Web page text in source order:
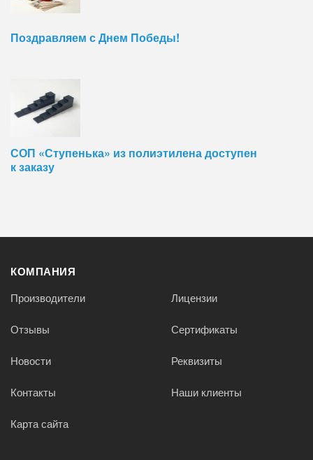
Поздравляем с Днем Победы!
СОП «Ступенька» из полиэтилена доступен
к заказу
КОМПАНИЯ
Производители Лицензии
Отзывы Сертификаты
Новости Реквизиты
Контакты Наши клиенты
Карта сайта